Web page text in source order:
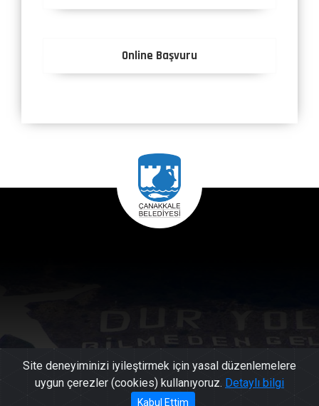
Online Başvuru
Site deneyiminizi iyileştirmek için yasal düzenlemelere
uygun çerezler (cookies) kullanıyoruz. Detaylı bilgi
Kabul Ettim